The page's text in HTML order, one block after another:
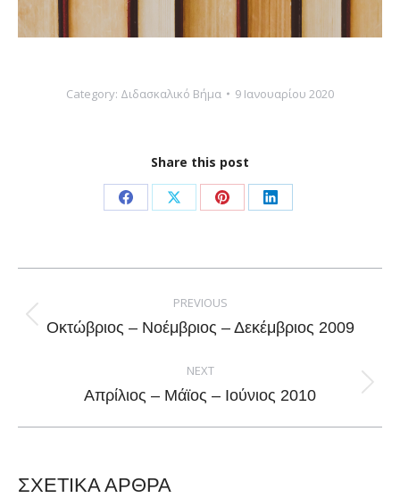
Category: Διδασκαλικό Βήμα 9 Ιανουαρίου 2020
Share this post
Share
Facebook
Share
X
Share
Pinterest
Share
LinkedIn
navigation
PREVIOUS
Previous
Οκτώβριος – Νοέμβριος – Δεκέμβριος 2009
NEXT
Next
Απρίλιος – Μάϊος – Ιούνιος 2010
ΣΧΕΤΙΚΑ ΑΡΘΡΑ